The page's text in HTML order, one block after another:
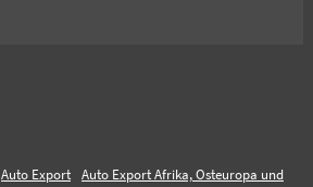
Auto Export
Auto Export Afrika, Osteuropa und